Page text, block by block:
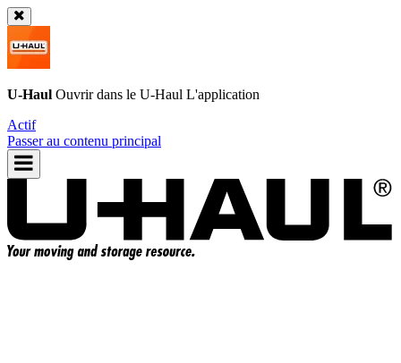
U-Haul Ouvrir dans le U-Haul L'application
Actif
Passer au contenu principal